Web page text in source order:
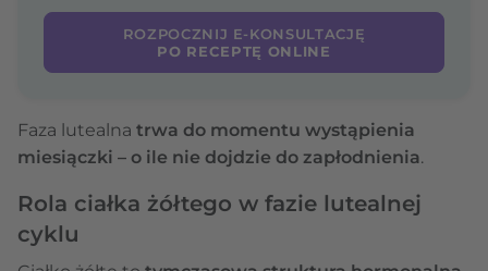
ROZPOCZNIJ E-KONSULTACJĘ
PO RECEPTĘ ONLINE
Faza lutealna trwa do momentu wystąpienia
miesiączki – o ile nie dojdzie do zapłodnienia.
Rola ciałka żółtego w fazie lutealnej
cyklu